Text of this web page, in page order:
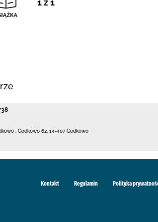
1 z 1
Godkowo 62 14-407 Godkowo
Kontakt Regulamin Polityka